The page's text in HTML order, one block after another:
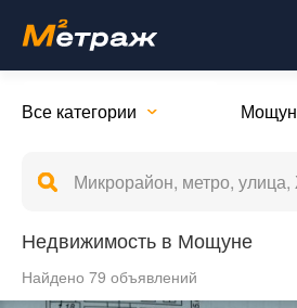
Все категории Мощун
Недвижимость в Мощуне
Найдено 79 объявлений